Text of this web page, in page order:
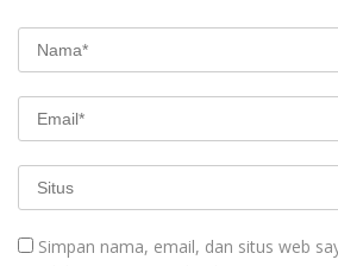
Simpan nama, email, dan situs web